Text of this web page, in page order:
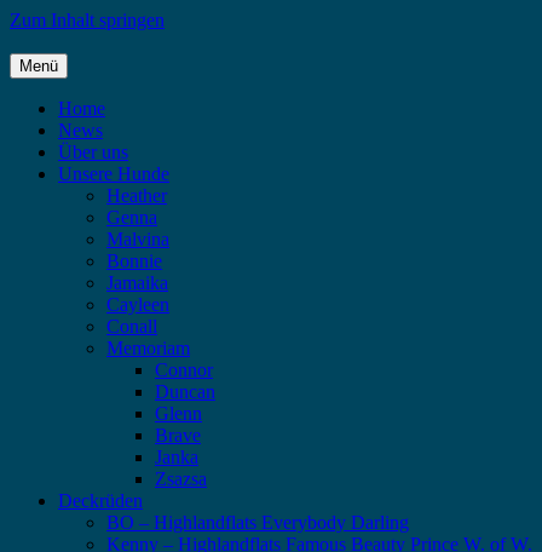
Zum Inhalt springen
Highlandflats – Flat Coated Retriever
Menü
Home
News
Über uns
Unsere Hunde
Heather
Genna
Malvina
Bonnie
Jamaika
Cayleen
Conall
Memoriam
Connor
Duncan
Glenn
Brave
Janka
Zsazsa
Deckrüden
BO – Highlandflats Everybody Darling
Kenny – Highlandflats Famous Beauty Prince W. of W.